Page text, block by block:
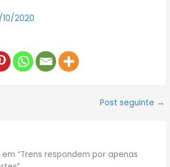
2020
Post seguinte →
“Trens respondem por apenas